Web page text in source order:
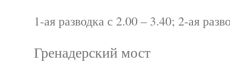
1-ая разводка с 2.00 – 3.40; 2-ая
Гренадерский мост